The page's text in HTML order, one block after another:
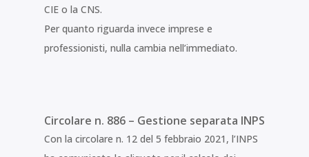
CIE o la CNS.
Per quanto riguarda invece imprese e
professionisti, nulla cambia nell’immediato.
Circolare n. 886 – Gestione separata INPS
Con la circolare n. 12 del 5 febbraio 2021, l’INPS